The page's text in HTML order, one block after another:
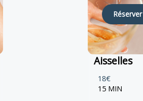
Réserver
Aisselles
18€
15 MIN